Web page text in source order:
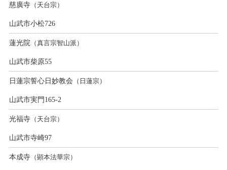
慈廣寺（天台宗）
山武市小松726
蓮光院（真言宗智山派）
山武市柴原55
日蓮宗誓心日妙教会 （日蓮宗）
山武市実門165-2
光福寺（天台宗）
山武市寺崎97
本成寺（顕本法華宗）